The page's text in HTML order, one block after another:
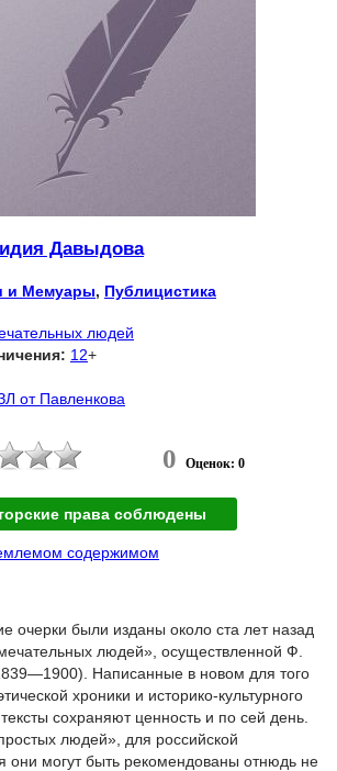
Давыдова
и Мемуары, Публицистика
людей
12+
от Павленкова
0 Оценок: 0
права соблюдены
содержимом
очерки были изданы около ста лет назад
людей», осуществленной Ф.
Написанные в новом для того
хроники и историко-культурного
сохраняют ценность и по сей день.
людей», для российской
они могут быть рекомендованы отнюдь не